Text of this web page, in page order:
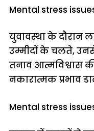
Mental stress
युवावस्था के दौरान
उम्मीदों के चलते,
तनाव आत्मविश्वास
नकारात्मक प्रभाव
Mental stress